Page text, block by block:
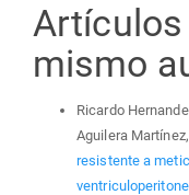
Artículos
mismo
Ricardo
Aguilera Martínez,
resistente a